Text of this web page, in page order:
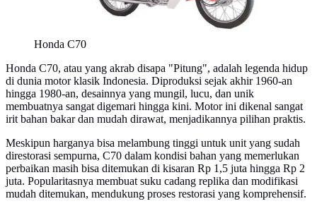
Honda C70
Honda C70, atau yang akrab disapa "Pitung", adalah legenda hidup
di dunia motor klasik Indonesia. Diproduksi sejak akhir 1960-an
hingga 1980-an, desainnya yang mungil, lucu, dan unik
membuatnya sangat digemari hingga kini. Motor ini dikenal sangat
irit bahan bakar dan mudah dirawat, menjadikannya pilihan praktis.
Meskipun harganya bisa melambung tinggi untuk unit yang sudah
direstorasi sempurna, C70 dalam kondisi bahan yang memerlukan
perbaikan masih bisa ditemukan di kisaran Rp 1,5 juta hingga Rp 2
juta. Popularitasnya membuat suku cadang replika dan modifikasi
mudah ditemukan, mendukung proses restorasi yang komprehensif.